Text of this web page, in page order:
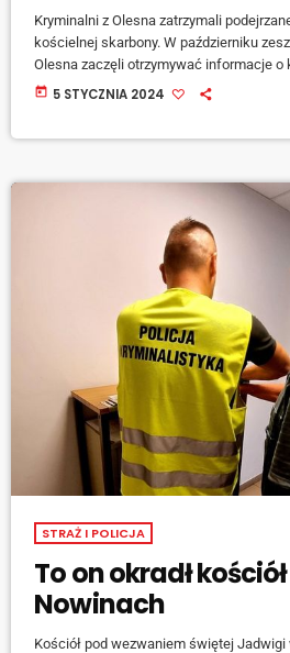
Kryminalni z Olesna zatrzymali
kościelnej skarbony. W październiku
Olesna zaczęli otrzymywać informacje o
skarbony w jednym z oleskich
pozwalały chociażby przeprowadzać […]
today 5 STYCZNIA 2024
STRAŻ I POLICJA
To on okradł
Nowinach
Kościół pod wezwaniem świętej